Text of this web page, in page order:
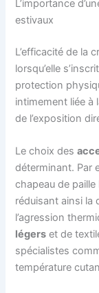
L’importance
estivaux
L’efficacité de la
lorsqu’elle
protection
intimement liée à
de l’exposition
Le choix des
déterminant. Par
chapeau de
réduisant ainsi la
l’agression
légers et de
spécialistes
température